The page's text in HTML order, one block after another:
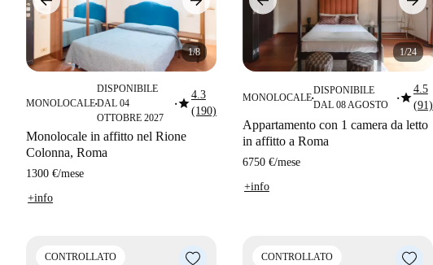
1/8
MONOLOCALE■
DISPONIBILE
DAL 04
OTTOBRE 2027
■star4.3
(190)
Monolocale in affitto nel Rione
Colonna, Roma
1300 €/mese
+info
1/24
MONOLOCALE■
DISPONIBILE
DAL 08 AGOSTO
■star4.5
(91)
Appartamento con 1 camera da letto
in affitto a Roma
6750 €/mese
+info
CONTROLLATO CONTROLLATO